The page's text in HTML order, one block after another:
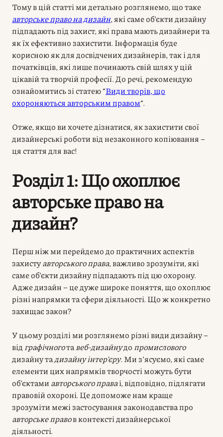
Тому в цій статті ми детально розглянемо, що таке
авторське право на дизайн, які саме об’єкти дизайну
підпадають під захист, які права мають дизайнери та
як їх ефективно захистити. Інформація буде
корисною як для досвідчених дизайнерів, так і для
початківців, які лише починають свій шлях у цій
цікавій та творчій професії. До речі, рекомендую
ознайомитись зі статею “Види творів, що
охороняються авторським правом“.
Отже, якщо ви хочете дізнатися, як захистити свої
дизайнерські роботи від незаконного копіювання –
ця стаття для вас!
Розділ 1: Що охоплює
авторське право на
дизайн?
Перш ніж ми перейдемо до практичних аспектів
захистуавторського права, важливо зрозуміти, які
саме об’єкти дизайну підпадають під цю охорону.
Адже дизайн – це дуже широке поняття, що охоплює
різні напрямки та сфери діяльності. Що ж конкретно
захищає закон?
У цьому розділі ми розглянемо різні види дизайну –
від графічногота веб-дизайнудо промислового
дизайну тадизайну інтер’єру. Ми з’ясуємо, які саме
елементи цих напрямків творчості можуть бути
об’єктами авторського праваі, відповідно, підлягати
правовій охороні. Це допоможе нам краще
зрозуміти межі застосування законодавства про
авторське правов контексті дизайнерської
діяльності.